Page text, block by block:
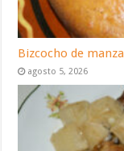
Bizcocho de
agosto 5, 2026